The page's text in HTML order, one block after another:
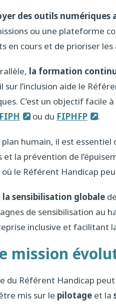
des outils numériques
ou une plateforme
en cours et de prioriser les
la formation
sur l’inclusion aide le
C’est un objectif facile
ou du FIPHFP .
plan humain, il est essentiel
et la prévention de
où le Référent Handicap
la sensibilisation globale
de sensibilisation au
inclusive et facilitant
mission
du Référent Handicap
mis sur le pilotage et la